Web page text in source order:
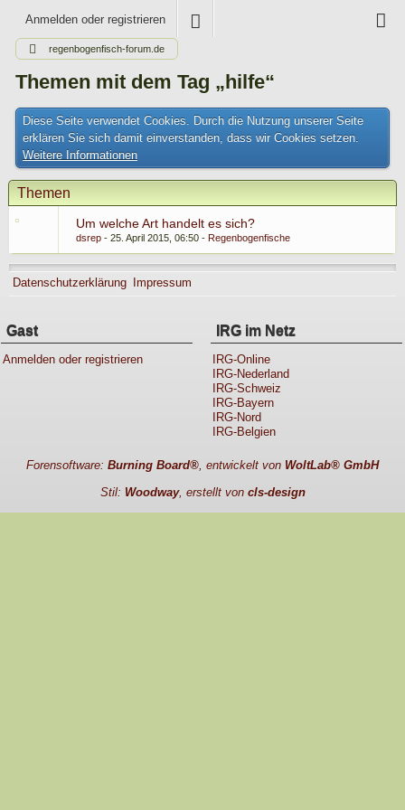
Anmelden oder registrieren
regenbogenfisch-forum.de
Themen mit dem Tag „hilfe“
Diese Seite verwendet Cookies. Durch die Nutzung unserer Seite
erklären Sie sich damit einverstanden, dass wir Cookies setzen.
Weitere Informationen
Themen
Um welche Art handelt es sich?
dsrep 25. April 2015, 06:50 Regenbogenfische
Datenschutzerklärung Impressum
Gast
Anmelden oder registrieren
IRG im Netz
IRG-Online
IRG-Nederland
IRG-Schweiz
IRG-Bayern
IRG-Nord
IRG-Belgien
Forensoftware: Burning Board®, entwickelt von WoltLab® GmbH
Stil: Woodway, erstellt von cls-design